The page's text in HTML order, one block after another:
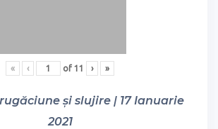
« ‹ of 11 › »
și slujire | 17 Ianuarie
2021